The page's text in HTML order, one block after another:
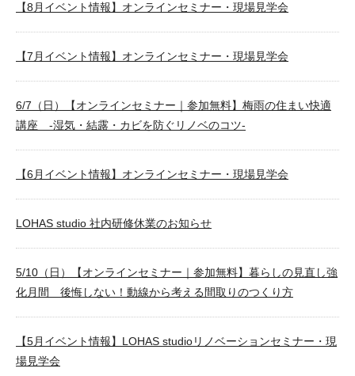
【8月イベント情報】オンラインセミナー・現場見学会
【7月イベント情報】オンラインセミナー・現場見学会
6/7（日）【オンラインセミナー｜参加無料】梅雨の住まい快適
講座 -湿気・結露・カビを防ぐリノベのコツ-
【6月イベント情報】オンラインセミナー・現場見学会
LOHAS studio 社内研修休業のお知らせ
5/10（日）【オンラインセミナー｜参加無料】暮らしの見直し強
化月間 後悔しない！動線から考える間取りのつくり方
【5月イベント情報】LOHAS studioリノベーションセミナー・現
場見学会